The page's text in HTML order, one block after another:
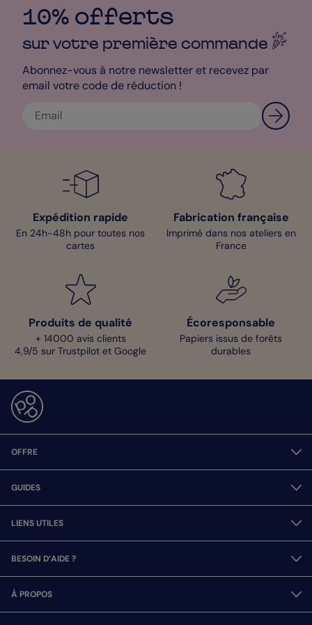
10% offerts
sur votre première commande
Abonnez-vous à notre newsletter et recevez par
email votre code de réduction !
Expédition rapide
En 24h-48h pour toutes nos
cartes
Fabrication française
Imprimé dans nos ateliers en
France
Produits de qualité
+ 14000 avis clients
4,9/5 sur Trustpilot et Google
Écoresponsable
Papiers issus de forêts
durables
OFFRE
GUIDES
LIENS UTILES
BESOIN D’AIDE ?
À PROPOS